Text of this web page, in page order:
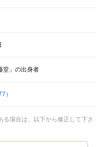
堂」の出身者
）
場合は、以下から修正して下さ